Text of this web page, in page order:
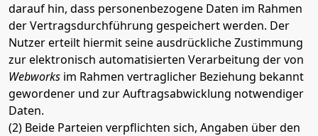
darauf hin, dass personenbezogene Daten im Rahmen
der Vertragsdurchführung gespeichert werden. Der
Nutzer erteilt hiermit seine ausdrückliche Zustimmung
zur elektronisch automatisierten Verarbeitung der von
Webworks im Rahmen vertraglicher Beziehung bekannt
gewordener und zur Auftragsabwicklung notwendiger
Daten.
(2) Beide Parteien verpflichten sich, Angaben über den